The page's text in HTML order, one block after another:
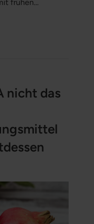
frühen
verbunden sein
mit
nicht das